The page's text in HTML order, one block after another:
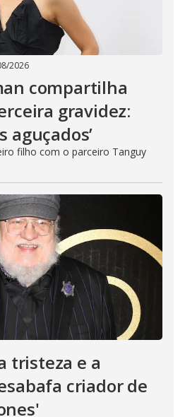
2026
compartilha
gravidez:
aguçados’
filho com o parceiro Tanguy
tristeza e a
criador de